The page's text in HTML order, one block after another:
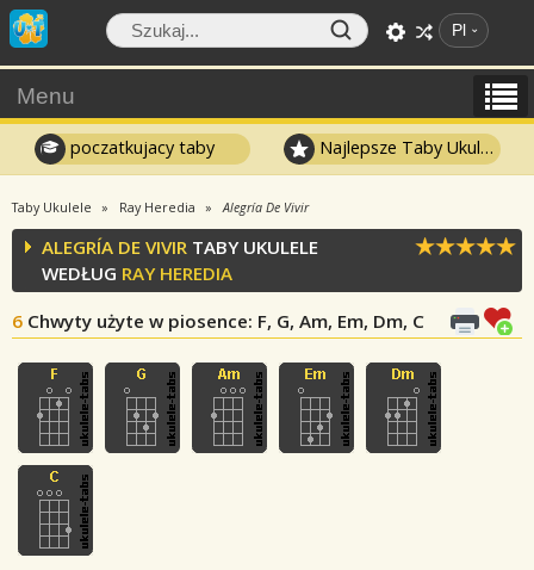
Pl
Menu
poczatkujacy taby Najlepsze Taby Ukulele
Taby Ukulele Ray Heredia Alegría De Vivir
ALEGRÍA DE VIVIR TABY UKULELE
WEDŁUG RAY HEREDIA
6 Chwyty użyte w piosence: F, G, Am, Em, Dm, C